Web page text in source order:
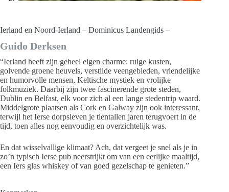
Ierland en Noord-Ierland – Dominicus Landengids –
Guido Derksen
“Ierland heeft zijn geheel eigen charme: ruige kusten,
golvende groene heuvels, verstilde veengebieden, vriendelijke
en humorvolle mensen, Keltische mystiek en vrolijke
folkmuziek. Daarbij zijn twee fascinerende grote steden,
Dublin en Belfast, elk voor zich al een lange stedentrip waard.
Middelgrote plaatsen als Cork en Galway zijn ook interessant,
terwijl het Ierse dorpsleven je tientallen jaren terugvoert in de
tijd, toen alles nog eenvoudig en overzichtelijk was.
En dat wisselvallige klimaat? Ach, dat vergeet je snel als je in
zo’n typisch Ierse pub neerstrijkt om van een eerlijke maaltijd,
een Iers glas whiskey of van goed gezelschap te genieten.”